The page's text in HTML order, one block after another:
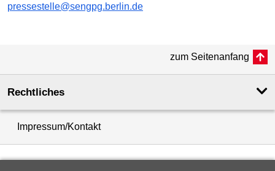
pressestelle@sengpg.berlin.de
zum Seitenanfang
Rechtliches
Impressum/Kontakt